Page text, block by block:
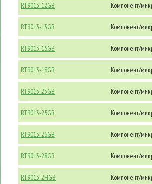
RT9013-12GB Компонент/
RT9013-13GB Компонент/
RT9013-15GB Компонент/
RT9013-18GB Компонент/
RT9013-23GB Компонент/
RT9013-25GB Компонент/
RT9013-26GB Компонент/
RT9013-28GB Компонент/
RT9013-2HGB Компонент/